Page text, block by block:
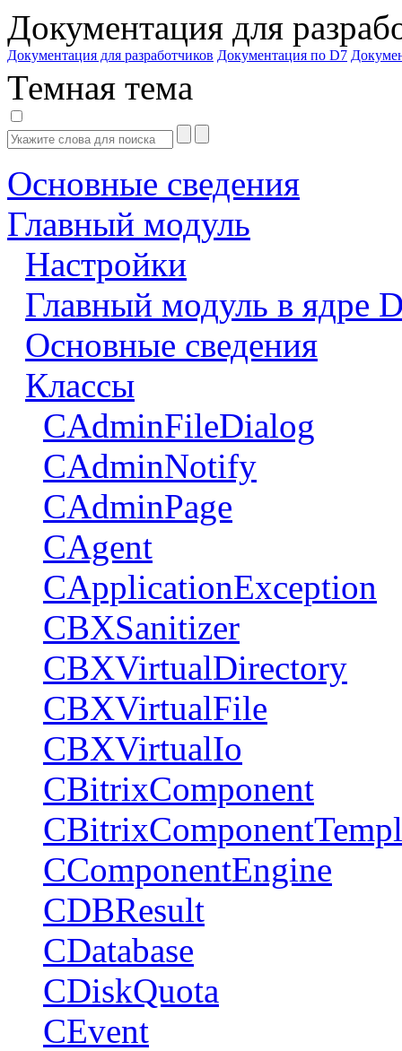
Документация для
Документация для разработчиков Документация по D7
Темная тема
Основные сведения
Главный модуль
Настройки
Главный модуль в ядре
Основные сведения
Классы
CAdminFileDialog
CAdminNotify
CAdminPage
CAgent
CApplicationException
CBXSanitizer
CBXVirtualDirectory
CBXVirtualFile
CBXVirtualIo
CBitrixComponent
CComponentEngine
CDBResult
CDatabase
CDiskQuota
CEvent